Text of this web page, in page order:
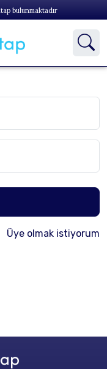
bulunmaktadır
Üye olmak istiyorum